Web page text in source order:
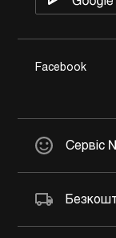
Facebook
Сервіс